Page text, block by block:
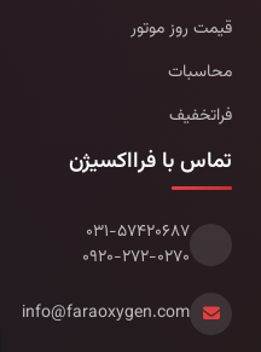
قیمت روز موتور
محاسبات
فراتخفیف
تماس با فرااکسیژن
۰۳۱-۵۷۴۲۰۶۸۷
۰۹۲۰-۲۷۲-۰۲۷۰
info@faraoxygen.com